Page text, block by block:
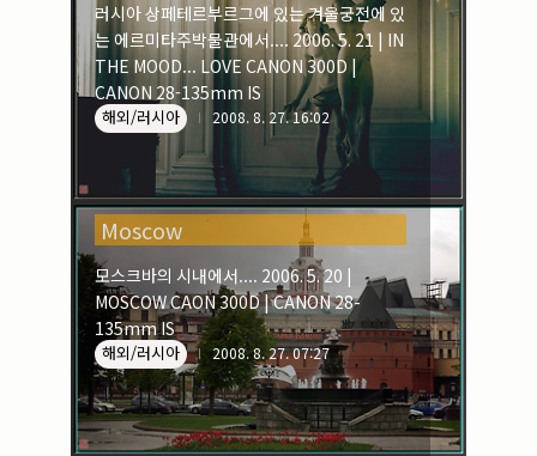
러시아 상페테르부르그에 있는 겨울궁전에 있
는 에르미타주박물관에서.... 2006. 5. 21 | IN
THE MOOD... LOVE CANON 300D |
CANON 28-135mm IS
해외/러시아 2008. 8. 27. 16:02
Moscow
모스크바의 시내에서.... 2006. 5. 20 |
MOSCOW CAON 300D | CANON 28-
135mm IS
해외/러시아 2008. 8. 27. 07:27